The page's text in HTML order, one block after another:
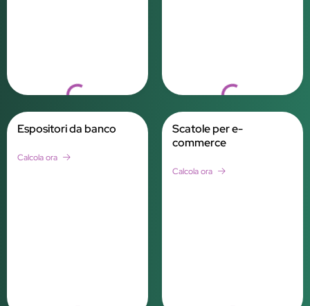
Loading... Loading...
Espositori da banco
Calcola ora
Scatole per e-
commerce
Calcola ora